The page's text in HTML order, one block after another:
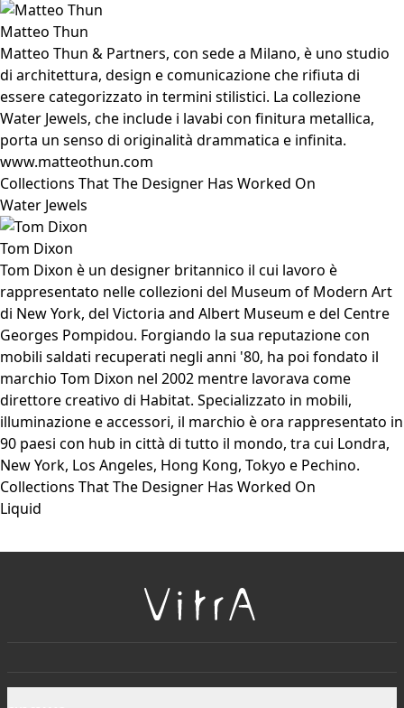
Matteo Thun
Matteo Thun & Partners, con sede a Milano, è uno studio
di architettura, design e comunicazione che rifiuta di
essere categorizzato in termini stilistici. La collezione
Water Jewels, che include i lavabi con finitura metallica,
porta un senso di originalità drammatica e infinita.
www.matteothun.com
Collections That The Designer Has Worked On
Water Jewels
Tom Dixon
Tom Dixon è un designer britannico il cui lavoro è
rappresentato nelle collezioni del Museum of Modern Art
di New York, del Victoria and Albert Museum e del Centre
Georges Pompidou. Forgiando la sua reputazione con
mobili saldati recuperati negli anni '80, ha poi fondato il
marchio Tom Dixon nel 2002 mentre lavorava come
direttore creativo di Habitat. Specializzato in mobili,
illuminazione e accessori, il marchio è ora rappresentato in
90 paesi con hub in città di tutto il mondo, tra cui Londra,
New York, Los Angeles, Hong Kong, Tokyo e Pechino.
Collections That The Designer Has Worked On
Liquid